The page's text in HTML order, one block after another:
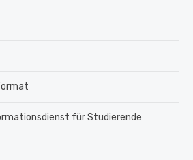
für Studierende